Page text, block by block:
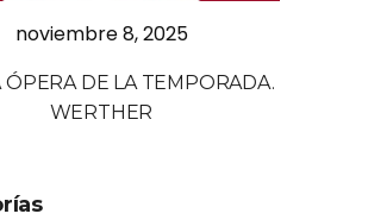
noviembre 8, 2025
ÓPERA DE LA TEMPORADA.
WERTHER